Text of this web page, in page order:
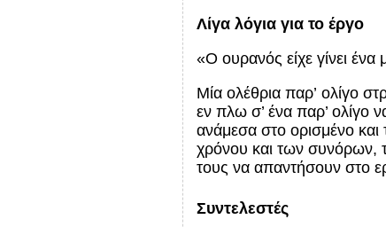
Λίγα λόγια για το έργο
«Ο ουρανός είχε γίνει
Μία ολέθρια παρ’ oλίγο
εν πλω σ’ ένα παρ’ ολίγο
ανάμεσα στο ορισμένο
χρόνου και των συνόρων,
τους να απαντήσουν στο
Συντελεστές